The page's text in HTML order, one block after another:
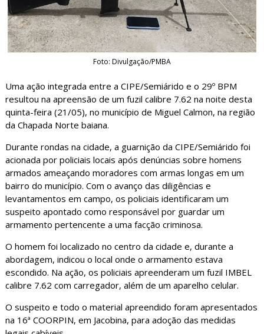
Foto: Divulgação/PMBA
Uma ação integrada entre a CIPE/Semiárido e o 29º BPM
resultou na apreensão de um fuzil calibre 7.62 na noite desta
quinta-feira (21/05), no município de Miguel Calmon, na região
da Chapada Norte baiana.
Durante rondas na cidade, a guarnição da CIPE/Semiárido foi
acionada por policiais locais após denúncias sobre homens
armados ameaçando moradores com armas longas em um
bairro do município. Com o avanço das diligências e
levantamentos em campo, os policiais identificaram um
suspeito apontado como responsável por guardar um
armamento pertencente a uma facção criminosa.
O homem foi localizado no centro da cidade e, durante a
abordagem, indicou o local onde o armamento estava
escondido. Na ação, os policiais apreenderam um fuzil IMBEL
calibre 7.62 com carregador, além de um aparelho celular.
O suspeito e todo o material apreendido foram apresentados
na 16ª COORPIN, em Jacobina, para adoção das medidas